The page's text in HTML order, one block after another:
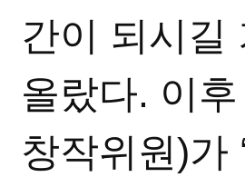
간이 되시길
올랐다. 이
창작위원)가